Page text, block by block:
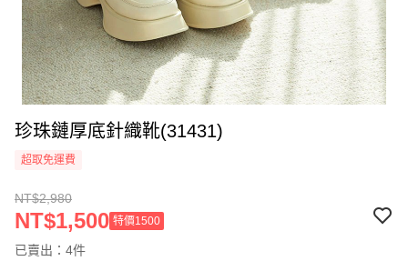
珍珠鏈厚底針織靴(31431)
超取免運費
NT$2,980
NT$1,500 特價1500
已賣出：4件